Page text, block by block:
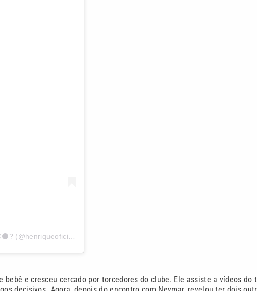
bebê e cresceu cercado por torcedores do clube. Ele assiste a vídeos do